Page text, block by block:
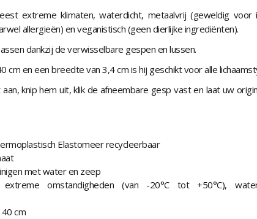
extreme klimaten, waterdicht, metaalvrij (geweldig voor
allergieën) en veganistisch (geen dierlijke ingrediënten).
dankzij de verwisselbare gespen en lussen.
cm en een breedte van 3,4 cm is hij geschikt voor alle
knip hem uit, klik de afneembare gesp vast en laat uw
Elastomeer recycleerbaar
met water en zeep
omstandigheden (van -20°C tot +50°C),
cm